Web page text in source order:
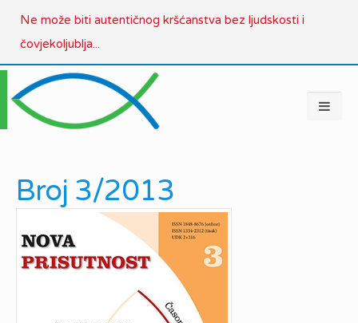
Ne može biti autentičnog kršćanstva bez ljudskosti i
čovjekoljublja...
Broj 3/2013